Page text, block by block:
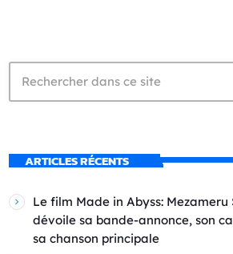
ARTICLES RÉCENTS
Le film Made in Abyss: Mezameru
dévoile sa bande-annonce, son
sa chanson principale